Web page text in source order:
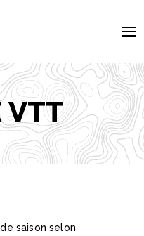
VTT
saison selon